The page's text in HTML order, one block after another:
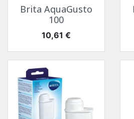
Brita AquaGusto
100
Prix
10,61 €